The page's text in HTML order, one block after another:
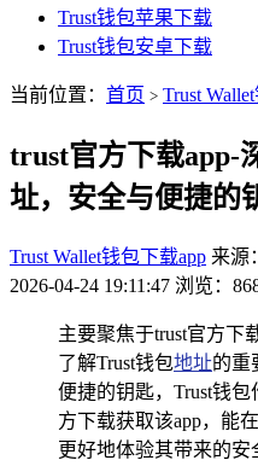
Trust钱包苹果下载
Trust钱包安卓下载
当前位置： 首页 > Trust
trust官方下载app-
址，安全与便捷的
Trust Wallet钱包下载app 来源
2026-04-24 19:11:47 浏览：
主要聚焦于trust官方下
了解Trust钱包地址的重
便捷的钥匙，Trust钱
方下载获取该app，能
更好地体验其带来的